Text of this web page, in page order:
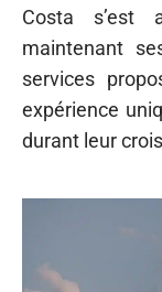
Costa s’est
maintenant
services
expérience
durant leur